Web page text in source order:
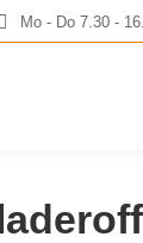
Mo - Do 7.30 -